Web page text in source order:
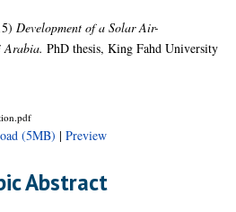
Development of a Solar Air-
Arabia. PhD thesis, King Fahd University
(5MB) |Preview
Abstract